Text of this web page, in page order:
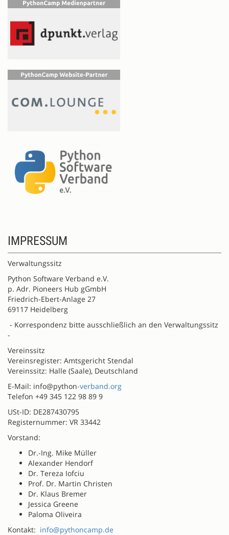
IMPRESSUM
Verwaltungssitz
Python Software Verband e.V.
p. Adr. Pioneers Hub gGmbH
Friedrich-Ebert-Anlage 27
69117 Heidelberg
- Korrespondenz bitte ausschließlich an den Verwaltungssitz
-
Vereinssitz
Vereinsregister: Amtsgericht Stendal
Vereinssitz: Halle (Saale), Deutschland
E-Mail: info@python-verband.org
Telefon +49 345 122 98 89 9
USt-ID: DE287430795
Registernummer: VR 33442
Vorstand:
Dr.-Ing. Mike Müller
Alexander Hendorf
Dr. Tereza Iofciu
Prof. Dr. Martin Christen
Dr. Klaus Bremer
Jessica Greene
Paloma Oliveira
Kontakt: info@pythoncamp.de